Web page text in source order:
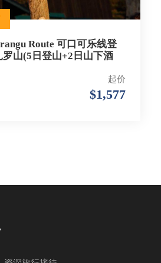
Route 可口可乐线登
山(5日登山+2日山下酒
起价
$1,577